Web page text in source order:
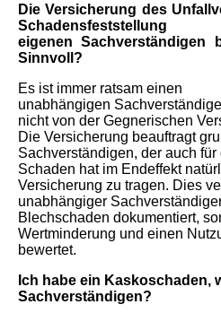
Die Versicherung des
eigenen
Sinnvoll?
Es ist immer ratsam einen
unabhängigen
nicht von der Gegnerischen
Die Versicherung beauftragt
Sachverständigen, der auch für
Schaden hat im Endeffekt
Versicherung zu tragen. Dies
unabhängiger
Blechschaden dokumentiert,
Wertminderung und einen
bewertet.
Ich habe ein Kaskoschaden,
Sachverständigen?